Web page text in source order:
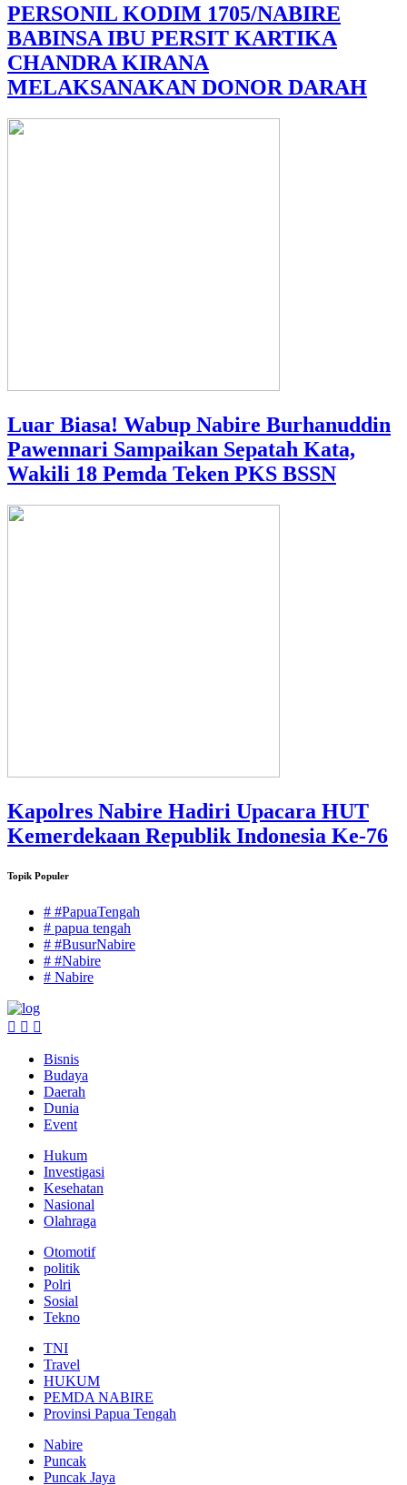
PERSONIL KODIM 1705/NABIRE
BABINSA IBU PERSIT KARTIKA
CHANDRA KIRANA
MELAKSANAKAN DONOR DARAH
Luar Biasa! Wabup Nabire Burhanuddin
Pawennari Sampaikan Sepatah Kata,
Wakili 18 Pemda Teken PKS BSSN
Kapolres Nabire Hadiri Upacara HUT
Kemerdekaan Republik Indonesia Ke-76
Topik Populer
# #PapuaTengah
# papua tengah
# #BusurNabire
# #Nabire
# Nabire
Bisnis
Budaya
Daerah
Dunia
Event
Hukum
Investigasi
Kesehatan
Nasional
Olahraga
Otomotif
politik
Polri
Sosial
Tekno
TNI
Travel
HUKUM
PEMDA NABIRE
Provinsi Papua Tengah
Nabire
Puncak
Puncak Jaya